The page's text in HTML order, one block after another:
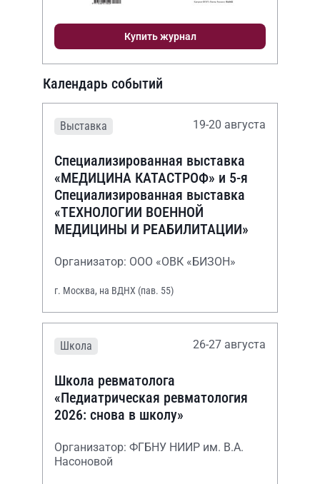
Купить журнал
Календарь событий
Выставка 19-20 августа
Специализированная выставка
«МЕДИЦИНА КАТАСТРОФ» и 5-я
Специализированная выставка
«ТЕХНОЛОГИИ ВОЕННОЙ
МЕДИЦИНЫ И РЕАБИЛИТАЦИИ»
Организатор: ООО «ОВК «БИЗОН»
г. Москва, на ВДНХ (пав. 55)
Школа 26-27 августа
Школа ревматолога
«Педиатрическая ревматология
2026: снова в школу»
Организатор: ФГБНУ НИИР им. В.А.
Насоновой